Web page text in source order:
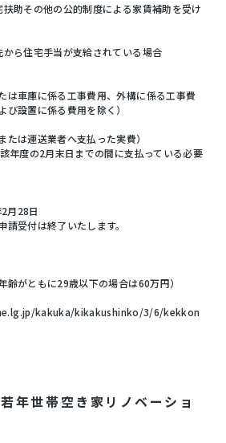
扶助その他の公的制度による家賃補助を受け
から住宅手当が支給されている場合
は車庫に係る工事費用、外構に係る工事費
設置に係る費用を除く）
たは運送業者へ支払った実費）
年度の2月末日までの間に支払っている必要
月28日
受付は終了いたします。
齢がともに29歳以下の場合は60万円）
kakuka/kikakushinko/3/6/kekkon
年世帯空き家リノベーショ